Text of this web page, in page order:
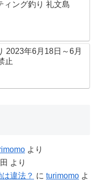
ィング釣り 礼文島
2023年6月18日～6月
止
より
より
違法？ に turimomo よ